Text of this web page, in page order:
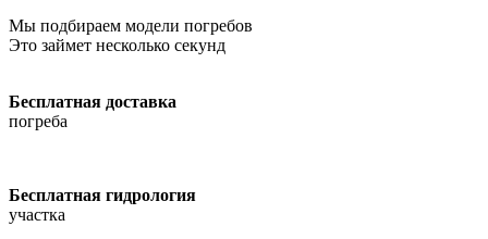
Мы подбираем модели погребов
Это займет несколько секунд
Бесплатная доставка
погреба
Бесплатная гидрология
участка